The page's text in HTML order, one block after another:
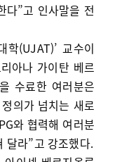
다”고 인사말을 전
학(UJAT)’ 교수이
아나 가이탄 베르
수료한 여러분은
의가 넘치는 새로
와 협력해 여러분
달라”고 강조했다.